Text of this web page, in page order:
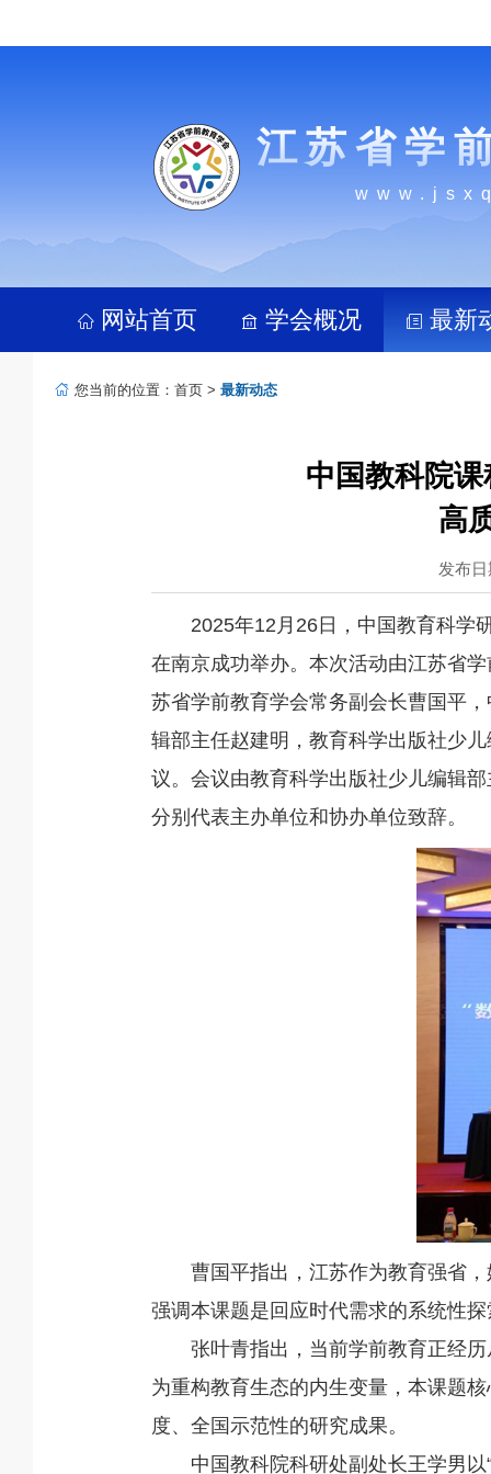
江苏省学
网站首页 学会概况 最新
您当前的位置： 首页 > 最新动态
中国教科院
高
发布
2025年12月26日，中国教育科学
在南京成功举办。本次活动由江苏省
苏省学前教育学会常务副会长曹国平
辑部主任赵建明，教育科学出版社少
议。会议由教育科学出版社少儿编辑
分别代表主办单位和协办单位致辞。
曹国平指出，江苏作为教育强省
强调本课题是回应时代需求的系统性
张叶青指出，当前学前教育正经
为重构教育生态的内生变量，本课题
度、全国示范性的研究成果。
中国教科院科研处副处长王学男